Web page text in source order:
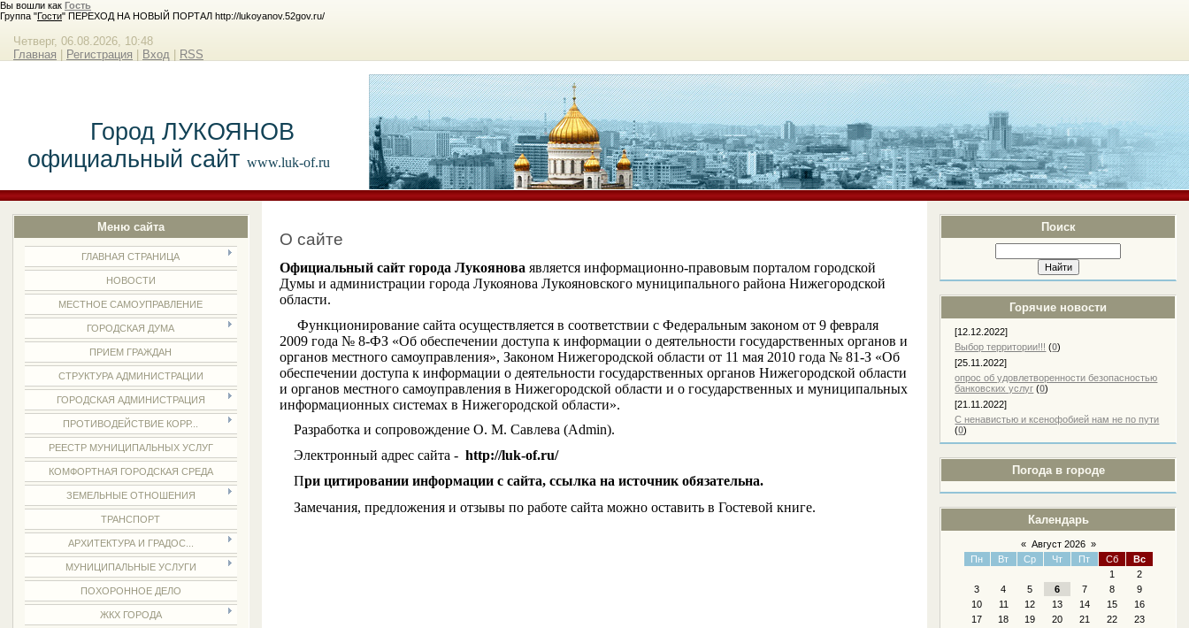
Вы вошли как Гость
Группа "Гости" ПЕРЕХОД НА НОВЫЙ ПОРТАЛ http://lukoyanov.52gov.ru/
Четверг, 06.08.2026, 10:48
Главная
Регистрация Вход RSS
Город ЛУКОЯНОВ
официальный сайт www.luk-of.ru
Меню сайта
ГЛАВНАЯ СТРАНИЦА
НОВОСТИ
МЕСТНОЕ САМОУПРАВЛЕНИЕ
ГОРОДСКАЯ ДУМА
ПРИЕМ ГРАЖДАН
СТРУКТУРА АДМИНИСТРАЦИИ
ГОРОДСКАЯ АДМИНИСТРАЦИЯ
ПРОТИВОДЕЙСТВИЕ КОРР...
РЕЕСТР МУНИЦИПАЛЬНЫХ УСЛУГ
КОМФОРТНАЯ ГОРОДСКАЯ СРЕДА
ЗЕМЕЛЬНЫЕ ОТНОШЕНИЯ
ТРАНСПОРТ
АРХИТЕКТУРА И ГРАДОС...
МУНИЦИПАЛЬНЫЕ УСЛУГИ
ПОХОРОННОЕ ДЕЛО
ЖКХ ГОРОДА
Поиск
Горячие новости
[12.12.2022]
Выбор территории!!! (0)
[25.11.2022]
опрос об удовлетворенности безопасностью
банковских услуг (0)
[21.11.2022]
С ненавистью и ксенофобией нам не по пути
(0)
Погода в городе
Календарь
« Август 2026 »
Пн
Вт Ср Чт Пт Сб
Вс
1
2
3
4 5 6 7 8
9
10
11 12 13 14 15
16
17
18 19 20 21 22
23
О сайте
Официальный сайт города Лукояноваявляется информационно-правовым порталом городской
Думы и администрации города Лукоянова Лукояновского муниципального района Нижегородской
области.
Функционирование сайта осуществляется в соответствии с Федеральным законом от 9 февраля
2009 года № 8-ФЗ «Об обеспечении доступа к информации о деятельности государственных органов и
органов местного самоуправления», Законом Нижегородской области от 11 мая 2010 года № 81-З «Об
обеспечении доступа к информации о деятельности государственных органов Нижегородской области
и органов местного самоуправления в Нижегородской области и о государственных и муниципальных
информационных системах в Нижегородской области».
Разработка и сопровождение О. М. Савлева (Admin).
Электронный адрес сайта - http://luk-of.ru/
При цитировании информации с сайта, ссылка на источник обязательна.
Замечания, предложения и отзывы по работе сайта можно оставить в Гостевой книге.